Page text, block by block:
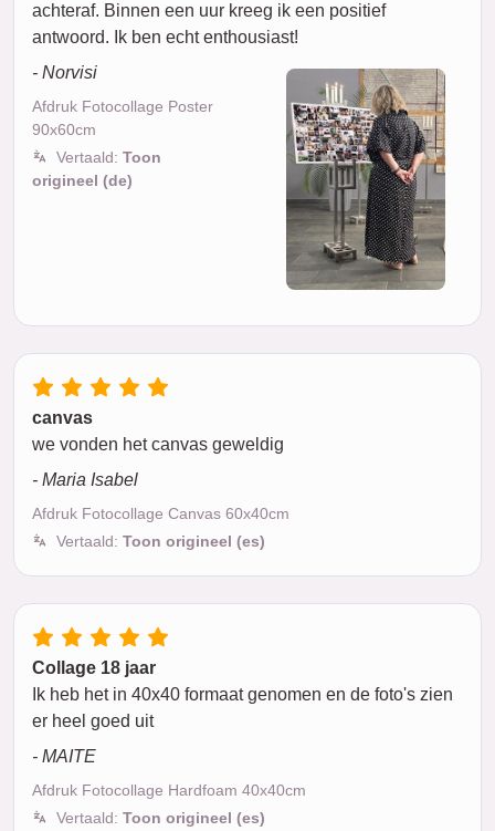
achteraf. Binnen een uur kreeg ik een positief
antwoord. Ik ben echt enthousiast!
- Norvisi
Afdruk Fotocollage Poster
90x60cm
Vertaald: Toon
origineel (de)
canvas
we vonden het canvas geweldig
- Maria Isabel
Afdruk Fotocollage Canvas 60x40cm
Vertaald: Toon origineel (es)
Collage 18 jaar
Ik heb het in 40x40 formaat genomen en de foto's zien
er heel goed uit
- MAITE
Afdruk Fotocollage Hardfoam 40x40cm
Vertaald: Toon origineel (es)